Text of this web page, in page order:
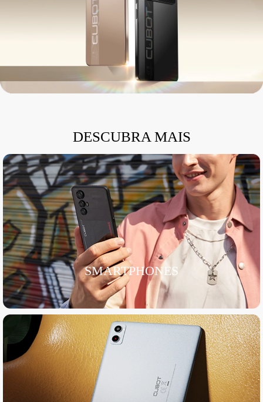
DESCUBRA MAIS
SMARTPHONES